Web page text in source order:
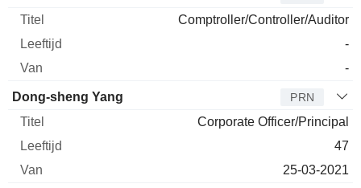
Comptroller/Controller/Auditor
-
-
Dong-sheng Yang PRN
Corporate Officer/Principal
47
25-03-2021